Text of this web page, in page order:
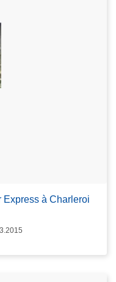
Express à Charleroi